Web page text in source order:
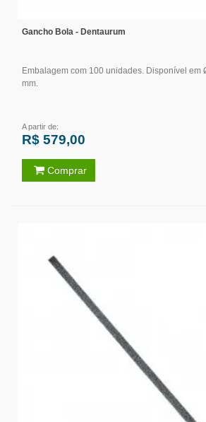
Gancho Bola - Dentaurum
Embalagem com 100 unidades. Disponível em
mm.
A partir de:
R$ 579,00
Comprar